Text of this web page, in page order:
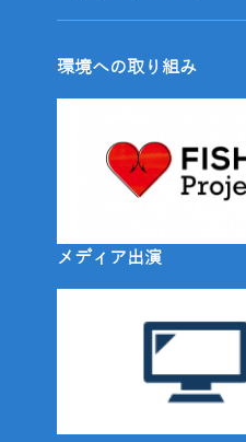
環境への取り組み
メディア出演